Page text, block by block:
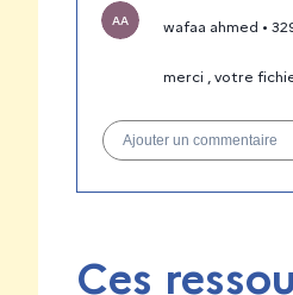
AA wafaa ahmed •
merci , votre
Ajouter un
Ces